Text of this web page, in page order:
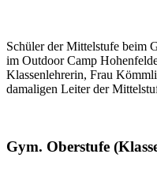
Schüler der Mittelstufe beim
im Outdoor Camp
Klassenlehrerin, Frau
damaligen Leiter der
Gym. Oberstufe